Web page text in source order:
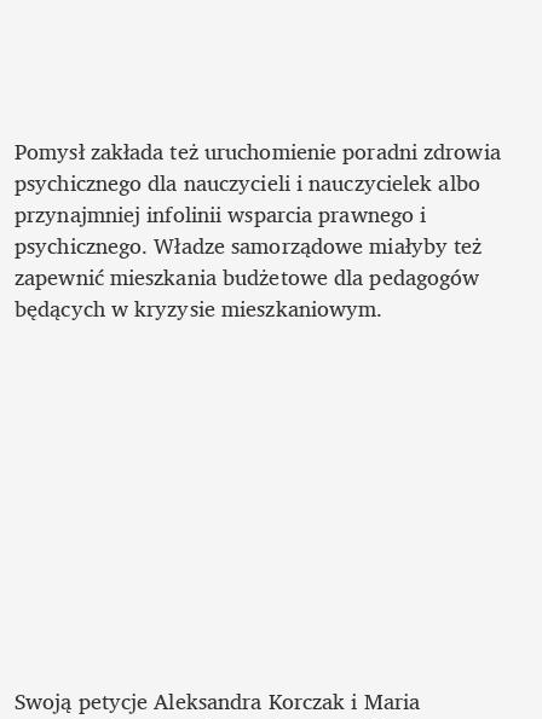
Pomysł zakłada też uruchomienie poradni zdrowia
psychicznego dla nauczycieli i nauczycielek albo
przynajmniej infolinii wsparcia prawnego i
psychicznego. Władze samorządowe miałyby też
zapewnić mieszkania budżetowe dla pedagogów
będących w kryzysie mieszkaniowym.
Swoją petycje Aleksandra Korczak i Maria